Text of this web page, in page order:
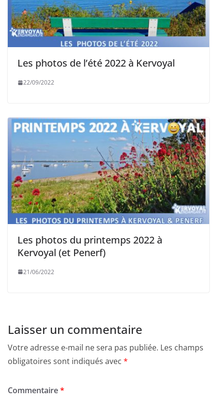
Les photos de l’été 2022 à Kervoyal
22/09/2022
Les photos du printemps 2022 à
Kervoyal (et Penerf)
21/06/2022
Laisser un commentaire
Votre adresse e-mail ne sera pas publiée. Les champs
obligatoires sont indiqués avec *
Commentaire*